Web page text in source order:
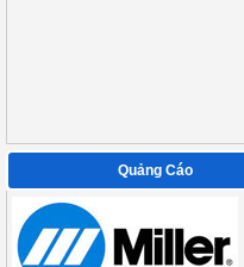
Quảng Cáo